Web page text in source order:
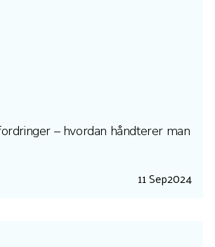
– hvordan håndterer man
11 Sep2024